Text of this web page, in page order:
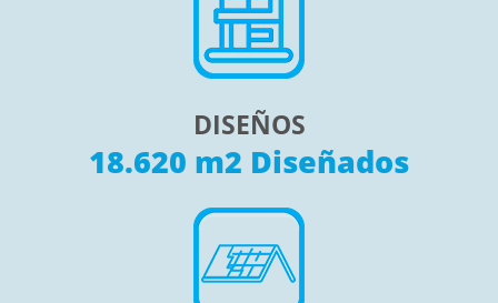
DISEÑOS
18.620 m2 Diseñados